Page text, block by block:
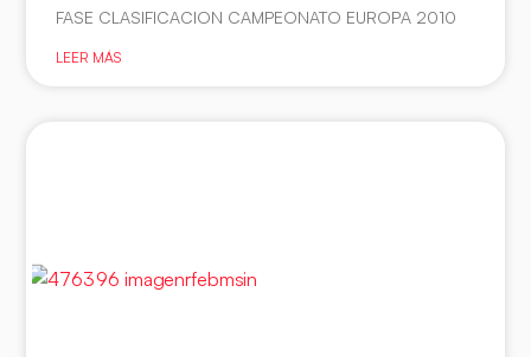
FASE CLASIFICACION CAMPEONATO EUROPA 2010
LEER MÁS